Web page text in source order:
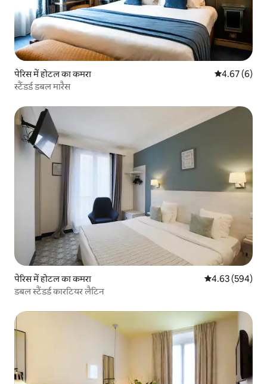
पेरिस में होटल का कमरा औसत रेटिंग 5 में
4.67 (6)
स्टैंडर्ड डबल मारैस
पेरिस में होटल का कमरा औसत रेटिंग 5 में से
4.63 (594)
डबल स्टैंडर्ड कारटियर लैटिन